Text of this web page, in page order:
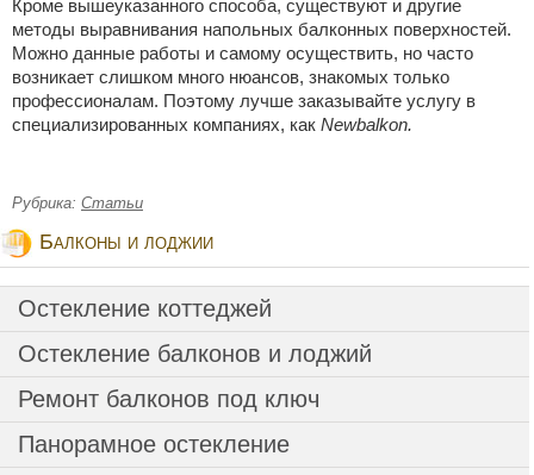
Кроме вышеуказанного способа, существуют и другие
методы выравнивания напольных балконных поверхностей.
Можно данные работы и самому осуществить, но часто
возникает слишком много нюансов, знакомых только
профессионалам. Поэтому лучше заказывайте услугу в
специализированных компаниях, как Newbalkon.
Рубрика: Статьи
Балконы и лоджии
Остекление коттеджей
Остекление балконов и лоджий
Ремонт балконов под ключ
Панорамное остекление